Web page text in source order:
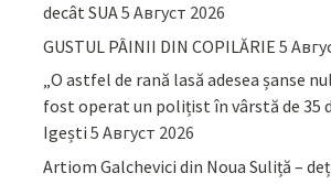
decât SUA5 Август 2026
GUSTUL PÂINII DIN COPILĂRIE 5
„O astfel de rană lasă adesea șanse
fost operat un polițist în vârstă de 35
Igești 5 Август 2026
Artiom Galchevici din Noua Suliță –